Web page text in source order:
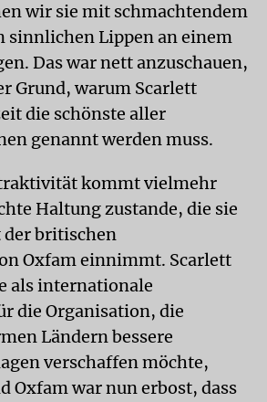
wir sie mit schmachtendem
sinnlichen Lippen an einem
Das war nett anzuschauen,
Grund, warum Scarlett
die schönste aller
genannt werden muss.
kommt vielmehr
Haltung zustande, die sie
britischen
Oxfam einnimmt. Scarlett
als internationale
die Organisation, die
Ländern bessere
verschaffen möchte,
Oxfam war nun erbost, dass